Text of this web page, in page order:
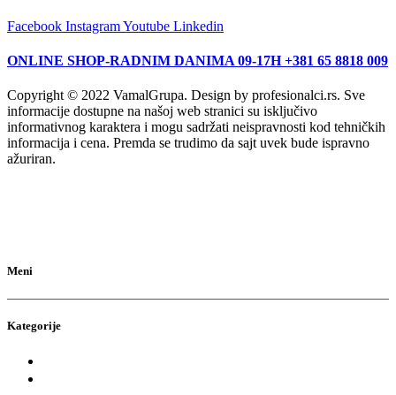
Facebook InstagramYoutube Linkedin
ONLINE SHOP-RADNIM DANIMA 09-17H +381 65 8818 009
Copyright © 2022 VamalGrupa. Design by profesionalci.rs. Sve
informacije dostupne na našoj web stranici su isključivo
informativnog karaktera i mogu sadržati neispravnosti kod tehničkih
informacija i cena. Premda se trudimo da sajt uvek bude ispravno
ažuriran.
Meni
Kategorije